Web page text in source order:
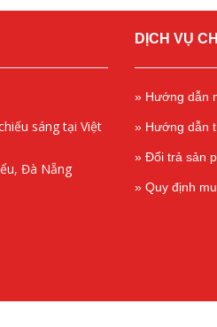
sáng tại Việt
Đà Nẵng
DỊCH VỤ
» Hướng dẫn
» Hướng dẫn
» Đổi trả sản
» Quy định